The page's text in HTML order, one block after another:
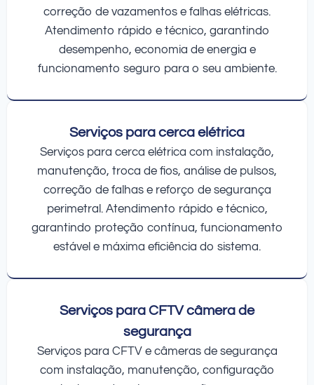
correção de vazamentos e falhas elétricas.
Atendimento rápido e técnico, garantindo
desempenho, economia de energia e
funcionamento seguro para o seu ambiente.
Serviços para cerca elétrica
Serviços para cerca elétrica com instalação,
manutenção, troca de fios, análise de pulsos,
correção de falhas e reforço de segurança
perimetral. Atendimento rápido e técnico,
garantindo proteção contínua, funcionamento
estável e máxima eficiência do sistema.
Serviços para CFTV câmera de
segurança
Serviços para CFTV e câmeras de segurança
com instalação, manutenção, configuração